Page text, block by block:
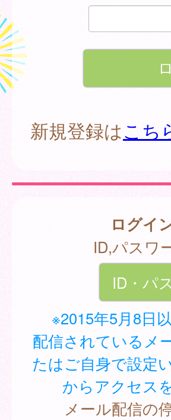
新規登録はこち
ログイ
ID,パスワ
ID・パ
※2015年5月8日
配信されているメ
たはご自身で設定
からアクセス
メール配信の